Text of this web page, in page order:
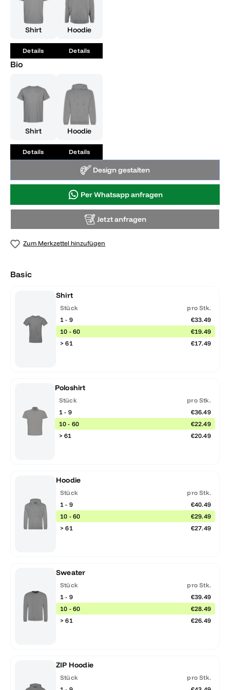
Shirt
Details
Hoodie
Details
Bio
Shirt
Details
Hoodie
Details
Design gestalten
Per Whatsapp anfragen
Jetzt anfragen
Zum Merkzettel hinzufügen
Basic
Shirt
Stück
pro Stk.
1 - 9
€33.49
10 - 60
€19.49
> 61
€17.49
Poloshirt
Stück
pro Stk.
1 - 9
€36.49
10 - 60
€22.49
> 61
€20.49
Hoodie
Stück
pro Stk.
1 - 9
€40.49
10 - 60
€29.49
> 61
€27.49
Sweater
Stück
pro Stk.
1 - 9
€39.49
10 - 60
€28.49
> 61
€26.49
ZIP Hoodie
Stück
pro Stk.